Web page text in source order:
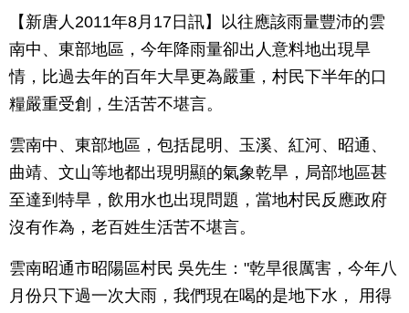
【新唐人2011年8月17日訊】以往應該雨量豐沛的雲
南中、東部地區，今年降雨量卻出人意料地出現旱
情，比過去年的百年大旱更為嚴重，村民下半年的口
糧嚴重受創，生活苦不堪言。
雲南中、東部地區，包括昆明、玉溪、紅河、昭通、
曲靖、文山等地都出現明顯的氣象乾旱，局部地區甚
至達到特旱，飲用水也出現問題，當地村民反應政府
沒有作為，老百姓生活苦不堪言。
雲南昭通市昭陽區村民 吳先生："乾旱很厲害，今年八
月份只下過一次大雨，我們現在喝的是地下水， 用得